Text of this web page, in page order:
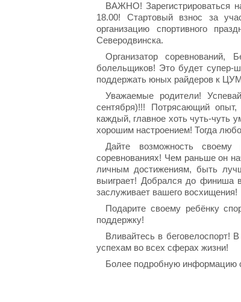
ВАЖНО! Зарегистрироваться
18.00! Стартовый взнос за
организацию спортивного
Северодвинска.
Организатор соревнований,
болельщиков! Это будет супер-
поддержать юных райдеров к
Уважаемые родители!
сентября)!!! Потрясающий
каждый, главное хоть чуть-чуть
хорошим настроением! Тогда
Дайте возможность своему
соревнованиях! Чем раньше он
личным достижениям, быть
выиграет! Добрался до финиша
заслуживает вашего восхищения!
Подарите своему ребёнку
поддержку!
Вливайтесь в беговелоспорт!
успехам во всех сферах жизни!
Более подробную информацию